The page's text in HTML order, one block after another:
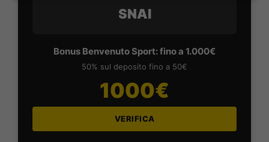
SNAI
Bonus Benvenuto Sport: fino a 1.000€
50% sul deposito fino a 50€
1000€
VERIFICA